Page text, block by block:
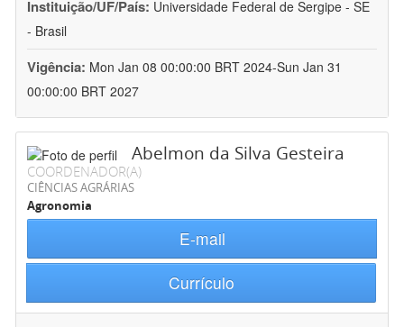
Instituição/UF/País: Universidade Federal de Sergipe - SE
- Brasil
Vigência: Mon Jan 08 00:00:00 BRT 2024-Sun Jan 31
00:00:00 BRT 2027
Abelmon da Silva Gesteira
COORDENADOR(A)
CIÊNCIAS AGRÁRIAS
Agronomia
E-mail
Currículo